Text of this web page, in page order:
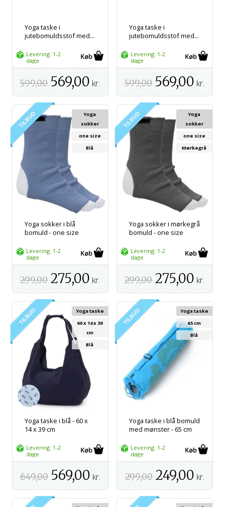
Yoga taske i
jutebomuldsstof med...
Levering: 1-2
dage
599,00 569,00 kr.
Yoga taske i
jutebomuldsstof med...
Levering: 1-2
dage
599,00 569,00 kr.
Yoga sokker i blå
bomuld - one size
Yoga
sokker
one size
Blå
Levering: 1-2
dage
299,00 275,00 kr.
Yoga sokker i mørkegrå
bomuld - one size
Yoga
sokker
one size
Mørkegrå
Levering: 1-2
dage
299,00 275,00 kr.
Yoga taske i blå - 60 x
14 x 39 cm
Yoga taske
60 x 14 x 39
cm
Blå
Levering: 1-2
dage
649,00 569,00 kr.
Yoga taske i blå bomuld
med mønster - 65 cm
Yoga taske
65 cm
Blå
Levering: 1-2
dage
299,00 249,00 kr.